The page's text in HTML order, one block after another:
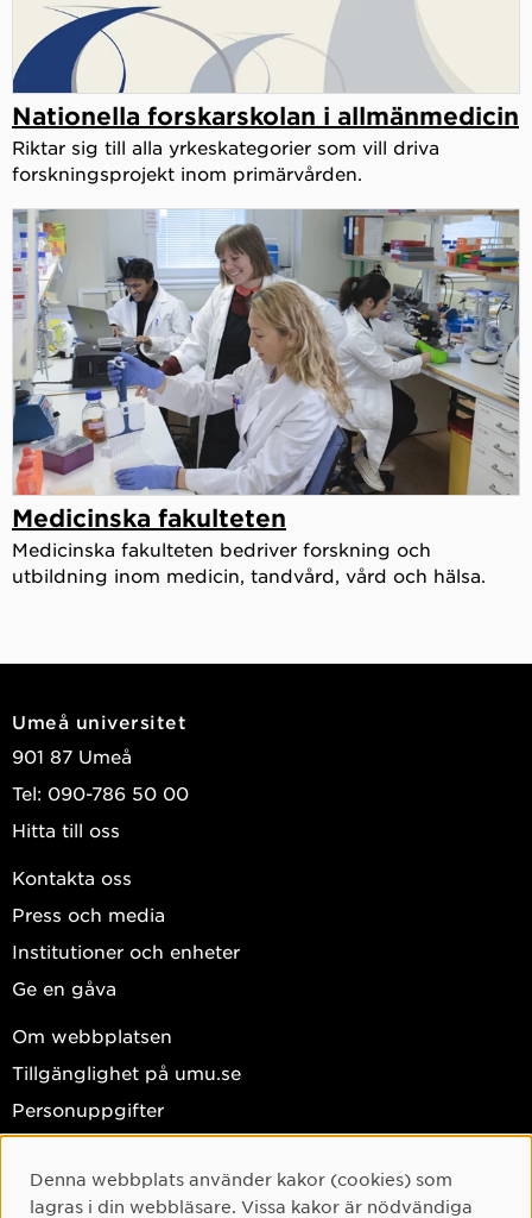
Nationella forskarskolan i allmänmedicin
Riktar sig till alla yrkeskategorier som vill driva
forskningsprojekt inom primärvården.
Medicinska fakulteten
Medicinska fakulteten bedriver forskning och
utbildning inom medicin, tandvård, vård och hälsa.
Umeå universitet
901 87 Umeå
Tel: 090-786 50 00
Hitta till oss
Kontakta oss
Press och media
Institutioner och enheter
Ge en gåva
Om webbplatsen
Tillgänglighet på umu.se
Personuppgifter
Cookie-samtycke
Denna webbplats använder kakor (cookies) som
lagras i din webbläsare. Vissa kakor är nödvändiga